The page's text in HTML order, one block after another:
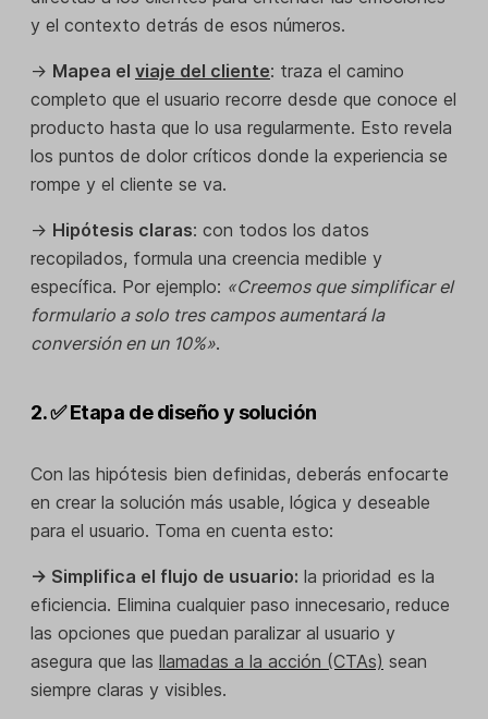
y el contexto detrás de esos números.
→ Mapea el viaje del cliente: traza el camino
completo que el usuario recorre desde que conoce el
producto hasta que lo usa regularmente. Esto revela
los puntos de dolor críticos donde la experiencia se
rompe y el cliente se va.
→ Hipótesis claras: con todos los datos
recopilados, formula una creencia medible y
específica. Por ejemplo: «Creemos que simplificar el
formulario a solo tres campos aumentará la
conversión en un 10%».
2. ✅ Etapa de diseño y solución
Con las hipótesis bien definidas, deberás enfocarte
en crear la solución más usable, lógica y deseable
para el usuario. Toma en cuenta esto:
→ Simplifica el flujo de usuario: la prioridad es la
eficiencia. Elimina cualquier paso innecesario, reduce
las opciones que puedan paralizar al usuario y
asegura que las llamadas a la acción (CTAs) sean
siempre claras y visibles.